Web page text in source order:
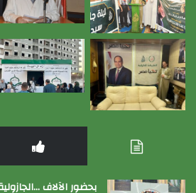
بحضور الآلاف